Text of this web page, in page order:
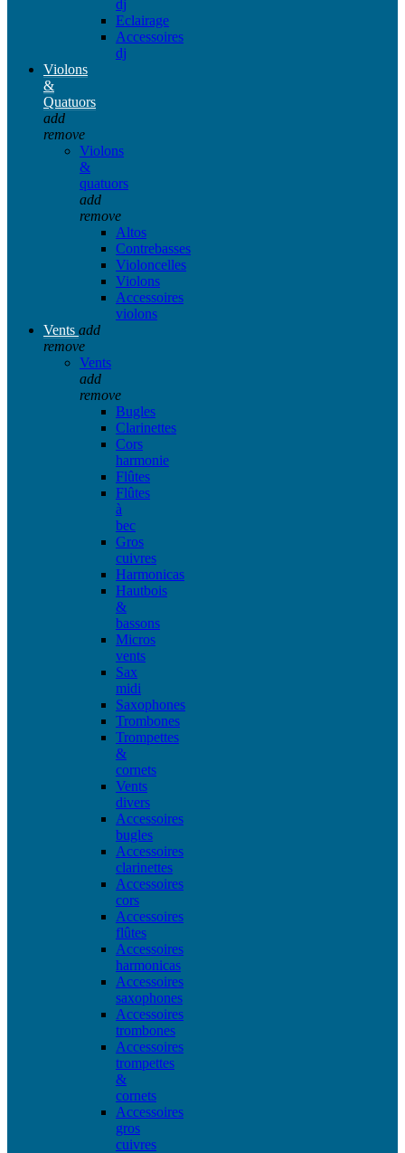
dj
Eclairage
Accessoires
dj
Violons
&
Quatuors
add
remove
Violons
&
quatuors
add
remove
Altos
Contrebasses
Violoncelles
Violons
Accessoires
violons
Vents add
remove
Vents
add
remove
Bugles
Clarinettes
Cors
harmonie
Flûtes
Flûtes
à
bec
Gros
cuivres
Harmonicas
Hautbois
&
bassons
Micros
vents
Sax
midi
Saxophones
Trombones
Trompettes
&
cornets
Vents
divers
Accessoires
bugles
Accessoires
clarinettes
Accessoires
cors
Accessoires
flûtes
Accessoires
harmonicas
Accessoires
saxophones
Accessoires
trombones
Accessoires
trompettes
&
cornets
Accessoires
gros
cuivres